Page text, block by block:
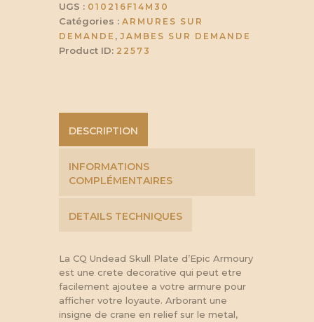
UGS : 010216F14M30
Catégories : ARMURES SUR
DEMANDE , JAMBES SUR DEMANDE
Product ID: 22573
DESCRIPTION
INFORMATIONS
COMPLÉMENTAIRES
DETAILS TECHNIQUES
La CQ Undead Skull Plate d’Epic Armoury
est une crete decorative qui peut etre
facilement ajoutee a votre armure pour
afficher votre loyaute. Arborant une
insigne de crane en relief sur le metal,